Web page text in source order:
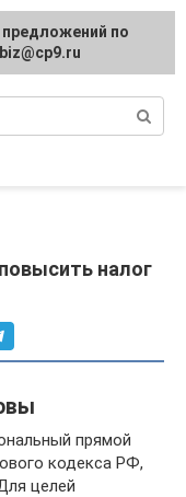
налог
прямой
кодекса РФ,
целей
по